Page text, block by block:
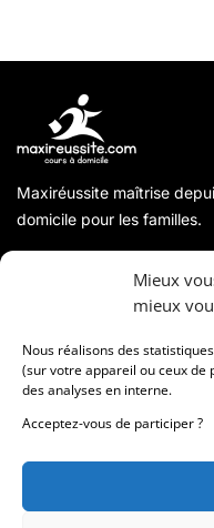
Mieux
mieux
Nous réalisons des
(sur votre appareil ou ceux
des analyses en interne.
Acceptez-vous de participer ?
Maxiréussite maîtrise
domicile pour les familles.
Coordonnées